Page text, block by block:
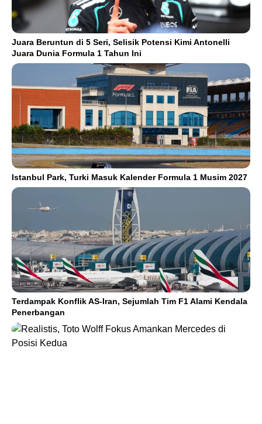
Juara Beruntun di 5 Seri, Selisik Potensi Kimi Antonelli
Juara Dunia Formula 1 Tahun Ini
Istanbul Park, Turki Masuk Kalender Formula 1 Musim 2027
Terdampak Konflik AS-Iran, Sejumlah Tim F1 Alami Kendala
Penerbangan